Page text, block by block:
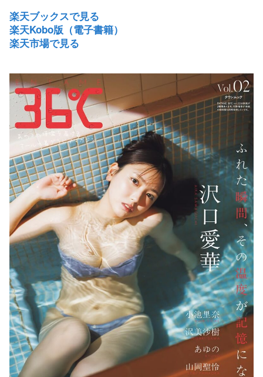
楽天ブックスで見る
楽天Kobo版（電子書籍）
楽天市場で見る